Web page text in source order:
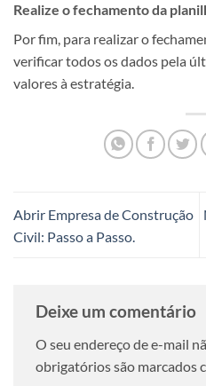
Realize o fechamento da
Por fim, para realizar o
verificar todos os dados pela
valores à estratégia.
Abrir Empresa de Construção
Civil: Passo a Passo.
Deixe um comentário
O seu endereço de e-mail
obrigatórios são marcados